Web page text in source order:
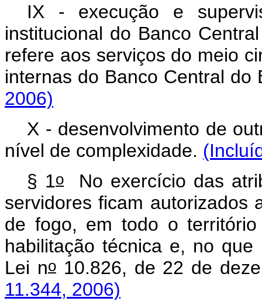
IX - execução e
institucional do Banco
refere aos serviços do meio
internas do Banco Central
2006)
X - desenvolvimento de
nível de complexidade.
§ 1o
No exercício das
servidores ficam autorizados
de fogo, em todo o
habilitação técnica e, no
Lei no10.826, de 22 de
11.344, 2006)